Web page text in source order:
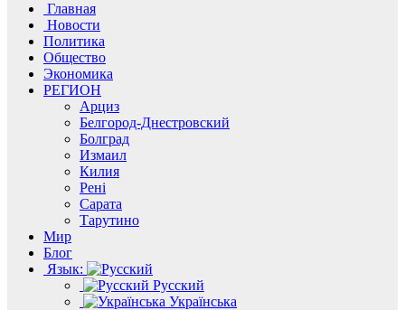
Главная
Новости
Политика
Общество
Экономика
РЕГИОН
Арциз
Белгород-Днестровский
Болград
Измаил
Килия
Рені
Сарата
Тарутино
Мир
Блог
Язык:
Русский
Українська